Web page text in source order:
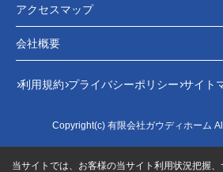
アクセスマップ
会社概要
利用規約 プライバシーポリシー サイト
Copyright(c) 有限会社ガウディホーム
当サイトでは、お客様の当サイト利用状況把握